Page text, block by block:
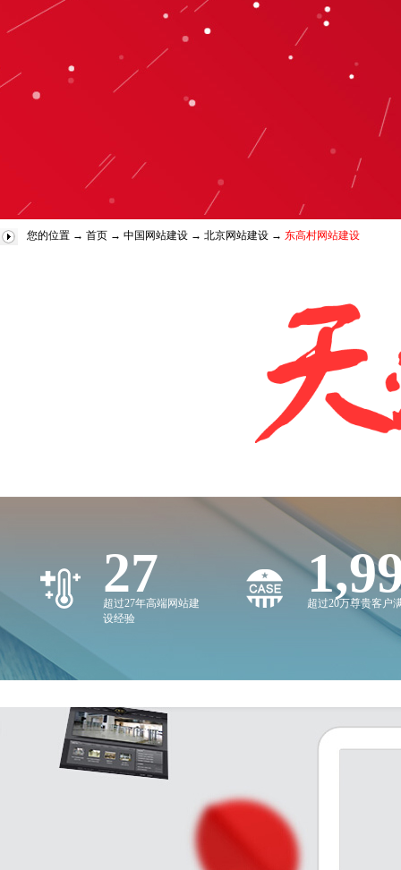
您的位置 → 首页 → 中国网站建设 → 北京网站建设 → 东高村网站建设
27
超过27年高端网站建
设经验
超过20万尊贵客户